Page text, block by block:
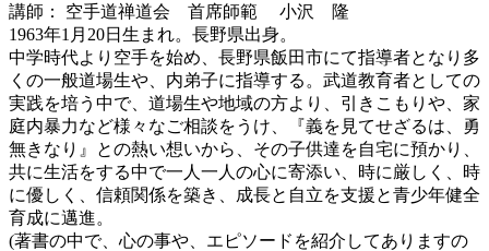
講師： 空手道禅道会 首席師範 小沢 隆
1963年1月20日生まれ。長野県出身。
中学時代より空手を始め、長野県飯田市にて指導者となり多
くの一般道場生や、内弟子に指導する。武道教育者としての
実践を培う中で、道場生や地域の方より、引きこもりや、家
庭内暴力など様々なご相談をうけ、『義を見てせざるは、勇
無きなり』との熱い想いから、その子供達を自宅に預かり、
共に生活をする中で一人一人の心に寄添い、時に厳しく、時
に優しく、信頼関係を築き、成長と自立を支援と青少年健全
育成に邁進。
(著書の中で、心の事や、エピソードを紹介してありますの